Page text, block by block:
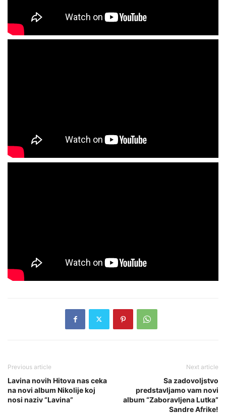
Previous article
Lavina novih Hitova nas ceka
na novi album Nikolije koj
nosi naziv “Lavina”
Next article
Sa zadovoljstvo
predstavljamo vam novi
album “Zaboravljena Lutka”
Sandre Afrike!